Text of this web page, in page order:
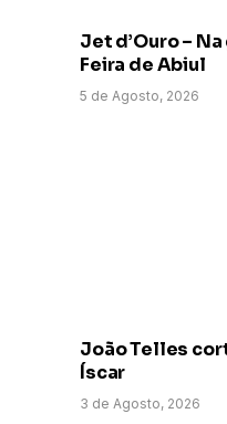
Jet d’Ouro –
Feira de Abiul
5 de Agosto, 2026
João Telles
Íscar
3 de Agosto, 2026